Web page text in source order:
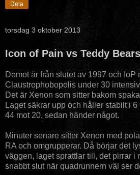
Dela
torsdag 3 oktober 2013
Icon of Pain vs Teddy
Demot är från slutet av 1997 och IoP
Claustrophobopolis under 30
Det är Xenon som sitter bakom
Laget säkrar upp och håller stabilt i
44 mot 20, sedan händer något.
Minuter senare sitter Xenon med
RA och omgrupperar. Då börjar det
väggen, laget sprattlar till, det pirrar i
snabbt slut när quadrunnern väl ser